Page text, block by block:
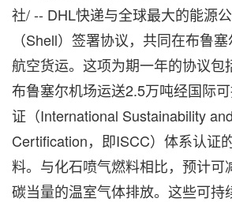
社/ -- DHL快递与全球最大的能源
（Shell）签署协议，共同在布鲁
航空货运。这项为期一年的协议包
布鲁塞尔机场运送2.5万吨经国际
证（International Sustainability
Certification，即ISCC）体系认证
料。与化石喷气燃料相比，预计可
碳当量的温室气体排放。这些可持